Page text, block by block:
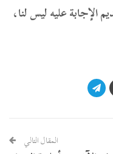
الإجابة عليه ليس لنا،
المقال التالي